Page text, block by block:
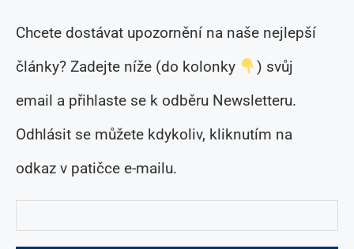
Chcete dostávat upozornění na naše nejlepší
články? Zadejte níže (do kolonky
) svůj
email a přihlaste se k odběru Newsletteru.
Odhlásit se můžete kdykoliv, kliknutím na
odkaz v patičce e-mailu.